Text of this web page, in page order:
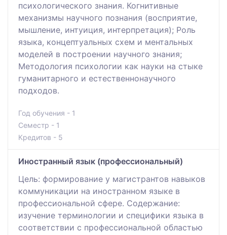
психологического знания. Когнитивные
механизмы научного познания (восприятие,
мышление, интуиция, интерпретация); Роль
языка, концептуальных схем и ментальных
моделей в построении научного знания;
Методология психологии как науки на стыке
гуманитарного и естественнонаучного
подходов.
Год обучения - 1
Семестр - 1
Кредитов - 5
Иностранный язык (профессиональный)
Цель: формирование у магистрантов навыков
коммуникации на иностранном языке в
профессиональной сфере. Содержание:
изучение терминологии и специфики языка в
соответствии с профессиональной областью